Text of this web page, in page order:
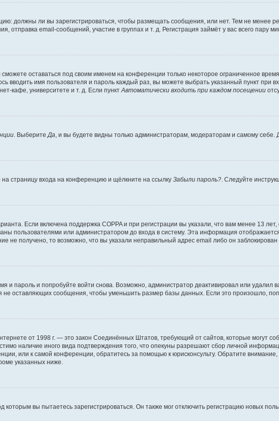
должны ли вы зарегистрироваться, чтобы размещать сообщения, или нет. Тем не менее
email-сообщений, участие в группах и т. д. Регистрация займёт у вас всего пару
сможете оставаться под своим именем на конференции только некоторое ограниченное
вводить имя пользователя и пароль каждый раз, вы можете выбрать указанный пункт при
кафе, университете и т. д. Если пункт Автоматически входить при каждом посещении
. Выберите Да , и вы будете видны только администраторам, модераторам и самому себе.
страницу входа на конференцию и щёлкните на ссылку Забыли пароль? . Следуйте
Если включена поддержка COPPA и при регистрации вы указали, что вам менее 13
пользователями или администратором до входа в систему. Эта информация
получено, то возможно, что вы указали неправильный адрес email либо он
и пароль и попробуйте войти снова. Возможно, администратор деактивировал или удалил
оставляющих сообщения, чтобы уменьшить размер базы данных. Если это произошло,
от 1998 г. — это закон Соединённых Штатов, требующий от сайтов, которые могут
наличие иного вида подтверждения того, что опекуны разрешают сбор личной
или к самой конференции, обратитесь за помощью к юрисконсульту. Обратите
указанных ниже.
вы пытаетесь зарегистрироваться. Он также мог отключить регистрацию новых